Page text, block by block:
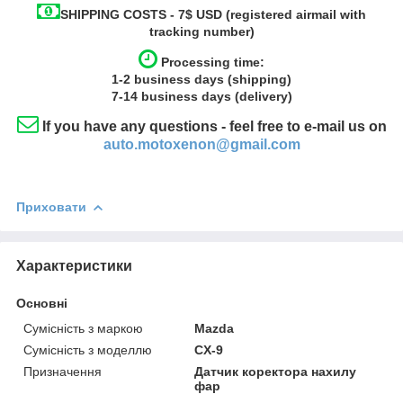
SHIPPING COSTS - 7$ USD (registered airmail with
tracking number)
Processing time:
1-2 business days (shipping)
7-14 business days (delivery)
If you have any questions - feel free to e-mail us on
auto.motoxenon@gmail.com
Приховати
Характеристики
Основні
Сумісність з маркою
Mazda
Сумісність з моделлю
CX-9
Призначення
Датчик коректора нахилу
фар